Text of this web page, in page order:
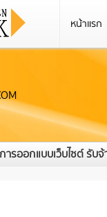
หน้าแรก
ารออกแบบเว็บไซต์ รับ